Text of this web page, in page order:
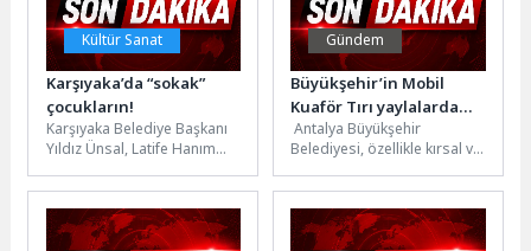
Kültür Sanat
Karşıyaka’da “sokak”
çocukların!
Karşıyaka Belediye Başkanı
Yıldız Ünsal, Latife Hanım
‘Sokak Senin’ buluşmasına
katıldı. Mahalle sakinlerinin...
Gündem
Büyükşehir’in Mobil
Kuaför Tırı yaylalarda
hizmet veriyor
Antalya Büyükşehir
Belediyesi, özellikle kırsal ve
yaşayan vatandaşların
yaşamını kolaylaştıran Mobil
Kuaför Hizmeti...